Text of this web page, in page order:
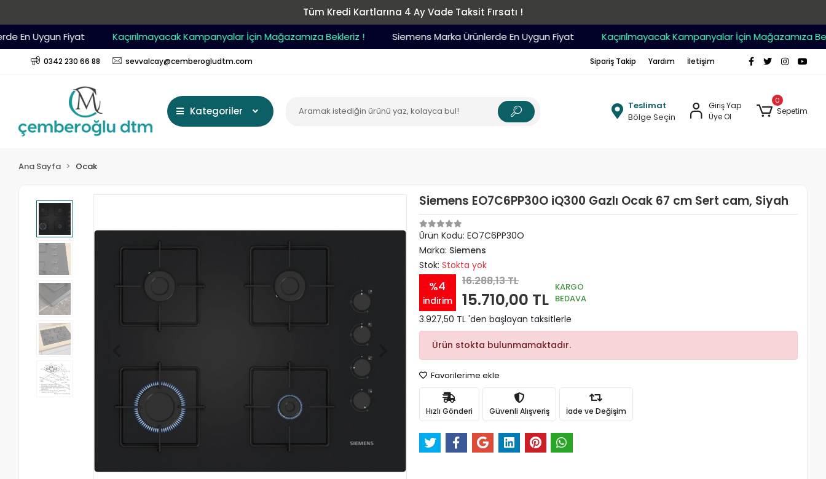
Tüm Kredi Kartlarına 4 Ay Vade Taksit Fırsatı !
En Uygun Fiyat
Kaçırılmayacak Kampanyalar İçin Mağazamıza Bekleriz ! Siemens Marka Ürünlerde En Uygun Fiyat Kaçırılmayacak Kampanyalar İçin Mağazamıza
0342 230 66 88 sevvalcay@cemberogludtm.com Sipariş Takip Yardım İletişim
Kategoriler
Teslimat
Bölge Seçin
Giriş Yap
Üye Ol
0
Sepetim
Ana Sayfa Ocak
Siemens EO7C6PP30O iQ300 Gazlı Ocak 67 cm Sert cam, Siyah
Ürün Kodu: EO7C6PP30O
Marka: Siemens
Stok: Stokta yok
%4
indirim
16.288,13 TL
15.710,00 TL
KARGO
BEDAVA
3.927,50 TL 'den başlayan taksitlerle
Ürün stokta bulunmamaktadır.
Favorilerime ekle
Hızlı Gönderi Güvenli Alışveriş İade ve Değişim